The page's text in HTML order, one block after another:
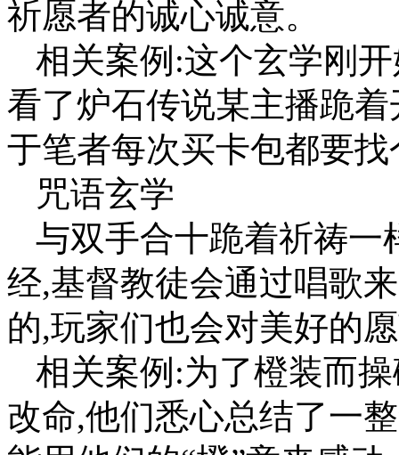
祈愿者的诚心诚意。
相关案例:这个玄学刚
看了炉石传说某主播跪
于笔者每次买卡包都要找
咒语玄学
与双手合十跪着祈祷一
经,基督教徒会通过唱歌
的,玩家们也会对美好的
相关案例:为了橙装而
改命,他们悉心总结了一